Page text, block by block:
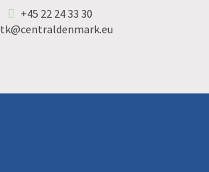
+45 22 24 33 30
tk@centraldenmark.eu